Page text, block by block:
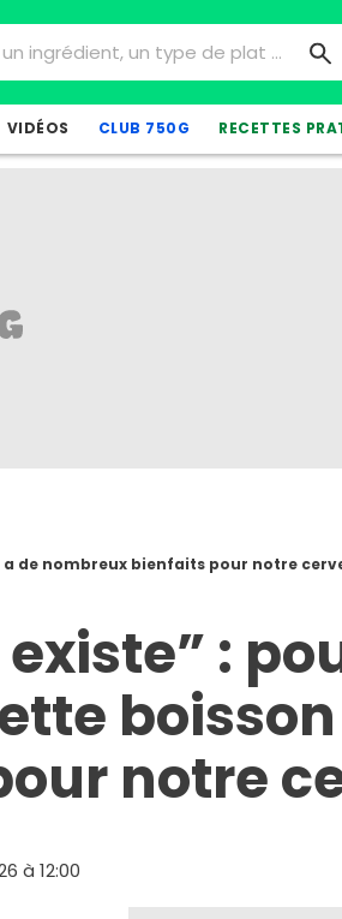
VIDÉOS CLUB 750G RECETTES
a de nombreux bienfaits pour notre
:
notre
à 12:00